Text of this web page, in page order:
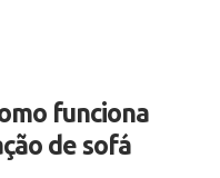
funciona
de sofá